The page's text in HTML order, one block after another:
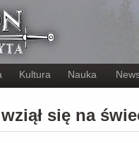
Kultura Nauka
się na